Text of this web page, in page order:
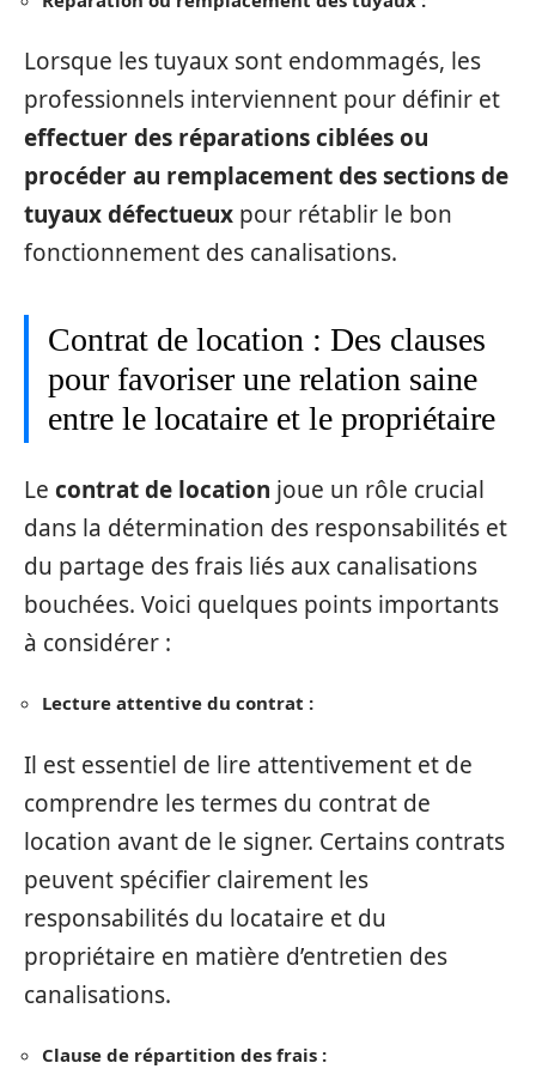
Lorsque les tuyaux sont endommagés, les
professionnels interviennent pour définir et
effectuer des réparations ciblées ou
procéder au remplacement des sections de
tuyaux défectueux pour rétablir le bon
fonctionnement des canalisations.
Contrat de location : Des clauses
pour favoriser une relation saine
entre le locataire et le propriétaire
Le contrat de location joue un rôle crucial
dans la détermination des responsabilités et
du partage des frais liés aux canalisations
bouchées. Voici quelques points importants
à considérer :
Lecture attentive du contrat :
Il est essentiel de lire attentivement et de
comprendre les termes du contrat de
location avant de le signer. Certains contrats
peuvent spécifier clairement les
responsabilités du locataire et du
propriétaire en matière d’entretien des
canalisations.
Clause de répartition des frais :